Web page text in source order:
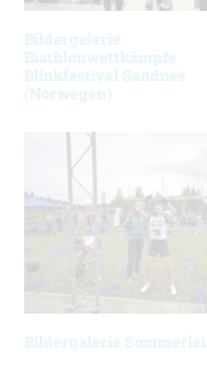
Bildergalerie
Biathlonwettkämpfe
Blinkfestival Sandnes
(Norwegen)
Bildergalerie